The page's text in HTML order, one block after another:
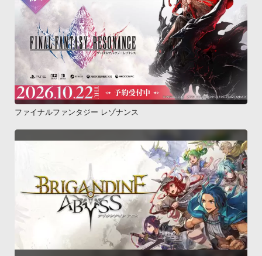
ファイナルファンタジー レゾナンス